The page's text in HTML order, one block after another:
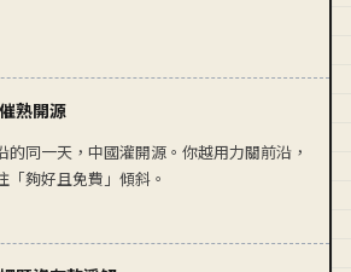
熟開源
的同一天，中國灌開源。你越用力關前沿，
「夠好且免費」傾斜。